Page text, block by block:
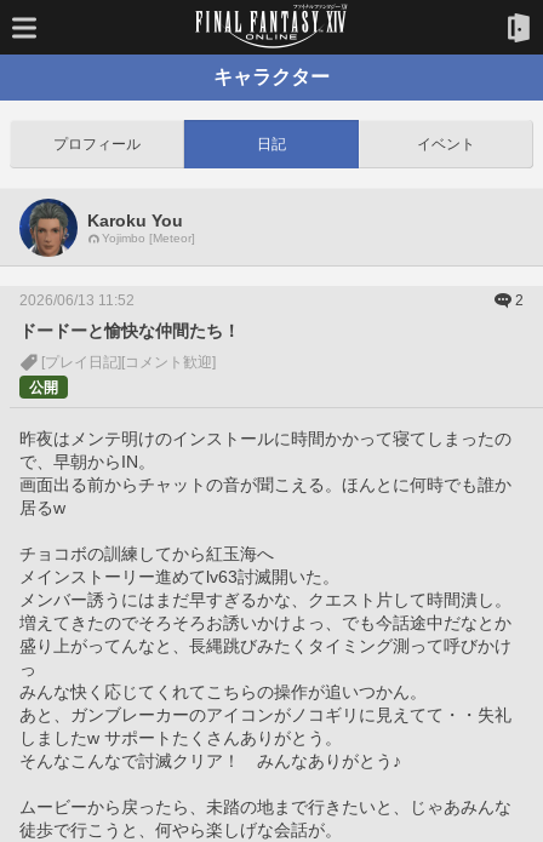
キャラクター
プロフィール 日記 イベント
Karoku You
Yojimbo [Meteor]
2026/06/13 11:52 2
ドードーと愉快な仲間たち！
[プレイ日記] [コメント歓迎]
公開
昨夜はメンテ明けのインストールに時間かかって寝てしまったの
で、早朝からIN。
画面出る前からチャットの音が聞こえる。ほんとに何時でも誰か
居るw
チョコボの訓練してから紅玉海へ
メインストーリー進めてlv63討滅開いた。
メンバー誘うにはまだ早すぎるかな、クエスト片して時間潰し。
増えてきたのでそろそろお誘いかけよっ、でも今話途中だなとか
盛り上がってんなと、長縄跳びみたくタイミング測って呼びかけ
っ
みんな快く応じてくれてこちらの操作が追いつかん。
あと、ガンブレーカーのアイコンがノコギリに見えてて・・失礼
しましたw サポートたくさんありがとう。
そんなこんなで討滅クリア！　みんなありがとう♪
ムービーから戻ったら、未踏の地まで行きたいと、じゃあみんな
徒歩で行こうと、何やら楽しげな会話が。